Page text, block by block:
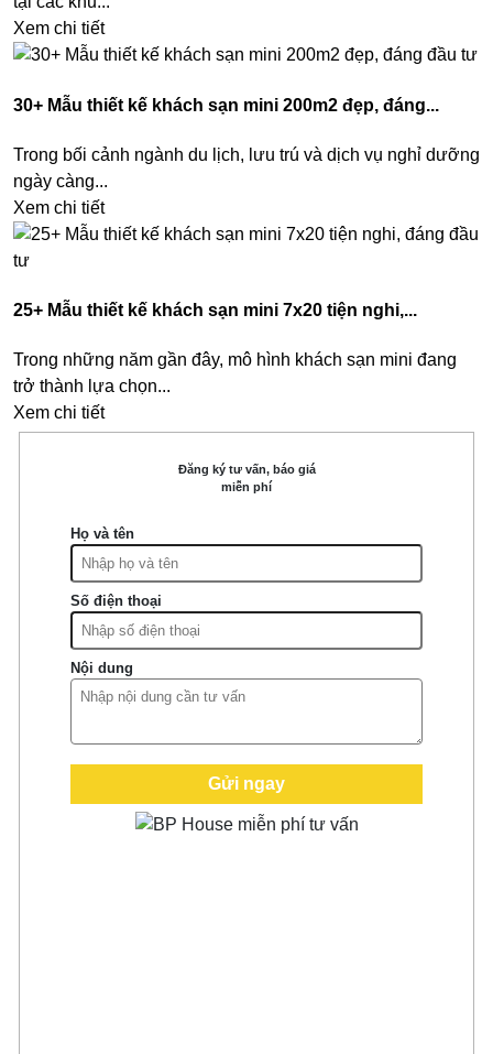
Xem chi tiết
30+ Mẫu thiết kế khách sạn mini 200m2 đẹp, đáng...
Trong bối cảnh ngành du lịch, lưu trú và dịch vụ nghỉ dưỡng
ngày càng...
Xem chi tiết
25+ Mẫu thiết kế khách sạn mini 7x20 tiện nghi,...
Trong những năm gần đây, mô hình khách sạn mini đang
trở thành lựa chọn...
Xem chi tiết
Đăng ký tư vấn, báo giá
miễn phí
Họ và tên
Số điện thoại
Nội dung